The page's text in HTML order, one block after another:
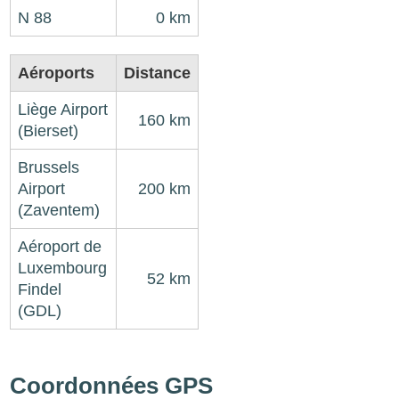
N 88 0 km
Aéroports Distance
Liège Airport
(Bierset)
160 km
Brussels
Airport
(Zaventem)
200 km
Aéroport de
Luxembourg
Findel
(GDL)
52 km
Coordonnées GPS